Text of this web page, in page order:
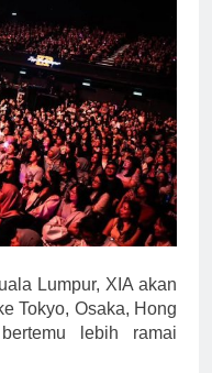
Lumpur, XIA akan
Tokyo, Osaka, Hong
lebih ramai